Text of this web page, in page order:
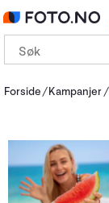
Forside Kampanjer